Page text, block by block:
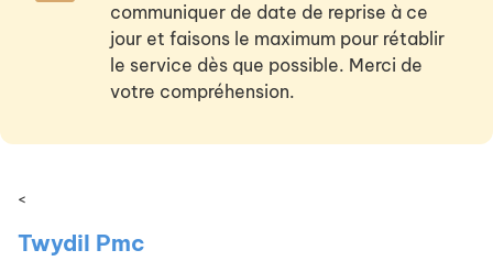
communiquer de date de reprise à ce
jour et faisons le maximum pour rétablir
le service dès que possible. Merci de
votre compréhension.
<
Twydil Pmc